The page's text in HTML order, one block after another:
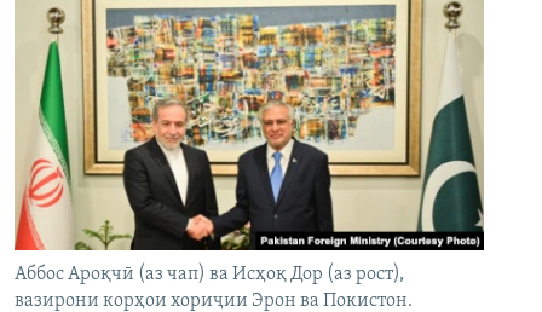
Аббос Ароқчӣ (аз чап) ва Исҳоқ Дор (аз рост),
вазирони корҳои хориҷии Эрон ва Покистон.